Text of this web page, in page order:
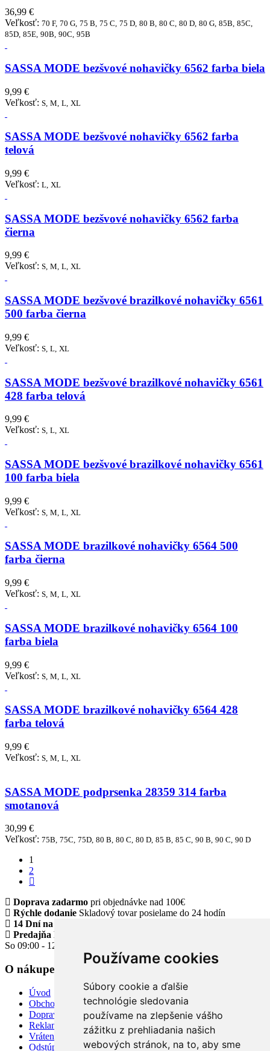
Používame cookies
Súbory cookie a ďalšie
technológie sledovania
používame na zlepšenie vášho
zážitku z prehliadania našich
webových stránok, na to, aby sme
36,99 €
Veľkosť: 70 F, 70 G, 75 B, 75 C, 75 D, 80 B, 80 C, 80 D, 80 G, 85B, 85C,
85D, 85E, 90B, 90C, 95B
SASSA MODE bezšvové nohavičky 6562 farba biela
9,99 €
Veľkosť: S, M, L, XL
SASSA MODE bezšvové nohavičky 6562 farba
telová
9,99 €
Veľkosť: L, XL
SASSA MODE bezšvové nohavičky 6562 farba
čierna
9,99 €
Veľkosť: S, M, L, XL
SASSA MODE bezšvové brazilkové nohavičky 6561
500 farba čierna
9,99 €
Veľkosť: S, L, XL
SASSA MODE bezšvové brazilkové nohavičky 6561
428 farba telová
9,99 €
Veľkosť: S, L, XL
SASSA MODE bezšvové brazilkové nohavičky 6561
100 farba biela
9,99 €
Veľkosť: S, M, L, XL
SASSA MODE brazilkové nohavičky 6564 500
farba čierna
9,99 €
Veľkosť: S, M, L, XL
SASSA MODE brazilkové nohavičky 6564 100
farba biela
9,99 €
Veľkosť: S, M, L, XL
SASSA MODE brazilkové nohavičky 6564 428
farba telová
9,99 €
Veľkosť: S, M, L, XL
SASSA MODE podprsenka 28359 314 farba
smotanová
30,99 €
Veľkosť: 75B, 75C, 75D, 80 B, 80 C, 80 D, 85 B, 85 C, 90 B, 90 C, 90 D
1
2
Doprava zadarmo pri objednávke nad 100€
Rýchle dodanie Skladový tovar posielame do 24 hodín
14 Dní na vrátenie tovaru
Predajňa Klinec Námestovo
So 09:00 - 12:00
O nákupe
Úvod
Obchodné a reklamačné podmienky
Doprava a platba
Reklamácia tovaru
Vrátenie tovaru
Odstúpiť od zmluvy TU